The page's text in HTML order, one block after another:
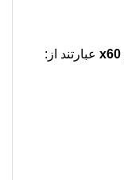
x60 عبارتند از: